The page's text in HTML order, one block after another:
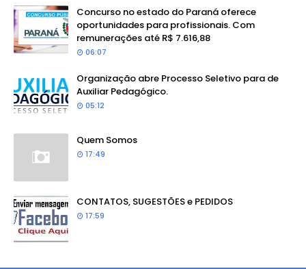
Concurso no estado do Paraná oferece
oportunidades para profissionais. Com
remunerações até R$ 7.616,88
06:07
Organização abre Processo Seletivo para de
Auxiliar Pedagógico.
05:12
Quem Somos
17:49
CONTATOS, SUGESTÕES e PEDIDOS
17:59